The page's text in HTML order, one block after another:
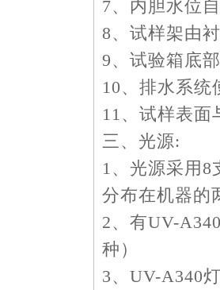
7、内胆水位
8、试样架由
9、试验箱底
10、排水系
11、试样表面
三、光源:
1、光源采用
分布在机器的
2、有UV-
种）
3、UV-A340